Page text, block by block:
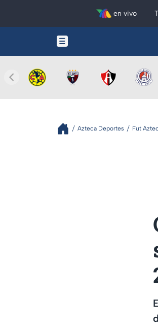
en vivo
Azteca Deportes Fut